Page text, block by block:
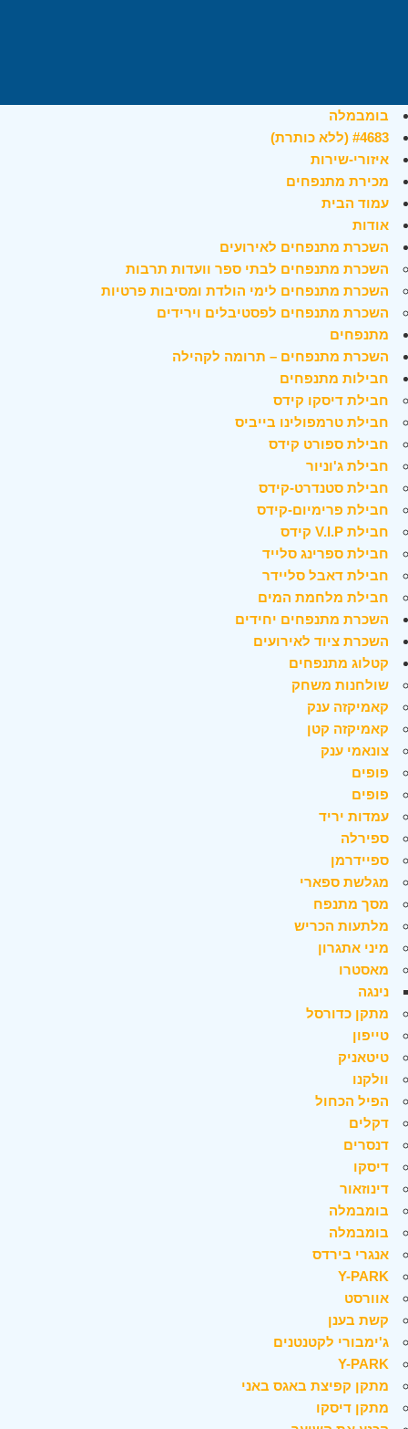
בומבמלה
#4683 (ללא כותרת)
איזורי-שירות
מכירת מתנפחים
עמוד הבית
אודות
השכרת מתנפחים לאירועים
השכרת מתנפחים לבתי ספר וועדות תרבות
השכרת מתנפחים לימי הולדת ומסיבות פרטיות
השכרת מתנפחים לפסטיבלים וירידים
מתנפחים
השכרת מתנפחים – תרומה לקהילה
חבילות מתנפחים
חבילת דיסקו קידס
חבילת טרמפולינו בייביס
חבילת ספורט קידס
חבילת ג'וניור
חבילת סטנדרט-קידס
חבילת פרימיום-קידס
חבילת V.I.P קידס
חבילת ספרינג סלייד
חבילת דאבל סליידר
חבילת מלחמת המים
השכרת מתנפחים יחידים
השכרת ציוד לאירועים
קטלוג מתנפחים
שולחנות משחק
קאמיקזה ענק
קאמיקזה קטן
צונאמי ענק
פופים
פופים
עמדות יריד
ספירלה
ספיידרמן
מגלשת ספארי
מסך מתנפח
מלתעות הכריש
מיני אתגרון
מאסטרו
נינגה
מתקן כדורסל
טייפון
טיטאניק
וולקנו
הפיל הכחול
דקלים
דנסרים
דיסקו
דינוזאור
בומבמלה
בומבמלה
אנגרי בירדס
Y-PARK
אוורסט
קשת בענן
ג'ימבורי לקטנטנים
Y-PARK
מתקן קפיצת באגס באני
מתקן דיסקו